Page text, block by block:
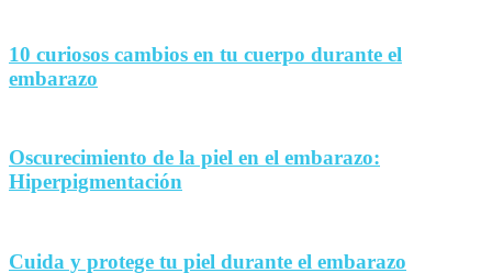
10 curiosos cambios en tu cuerpo durante el
embarazo
Oscurecimiento de la piel en el embarazo:
Hiperpigmentación
Cuida y protege tu piel durante el embarazo